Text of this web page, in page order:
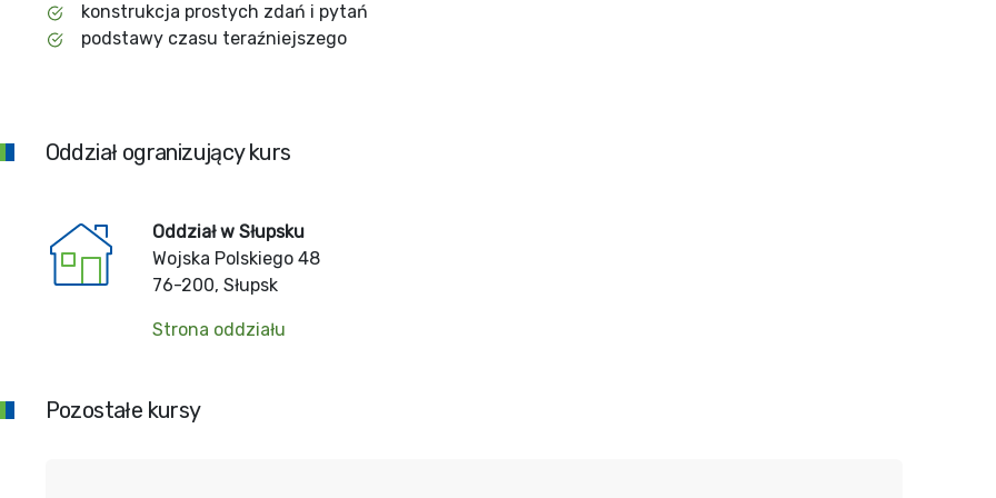
konstrukcja prostych zdań i pytań
podstawy czasu teraźniejszego
Oddział ogranizujący kurs
Oddział w Słupsku
Wojska Polskiego 48
76-200, Słupsk
Strona oddziału
Pozostałe kursy